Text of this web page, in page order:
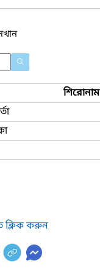
শিরোনাম
ক্লিক করুন